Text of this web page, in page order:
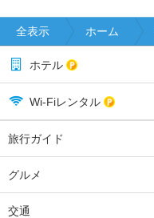
全表示 ホーム
ホテル
Wi-Fiレンタル
旅行ガイド
グルメ
交通